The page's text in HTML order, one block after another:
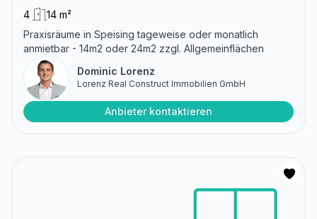
4
14 m²
Praxisräume in Speising tageweise oder monatlich
anmietbar - 14m2 oder 24m2 zzgl. Allgemeinflächen
Dominic Lorenz
Lorenz Real Construct Immobilien GmbH
Anbieter kontaktieren